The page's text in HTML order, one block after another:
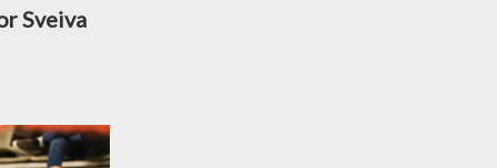
Sveiva